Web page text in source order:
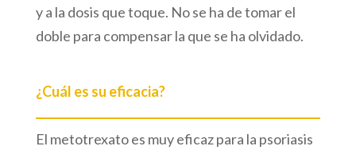
y a la dosis que toque. No se ha de tomar el
doble para compensar la que se ha olvidado.
¿Cuál es su eficacia?
El metotrexato es muy eficaz para la psoriasis